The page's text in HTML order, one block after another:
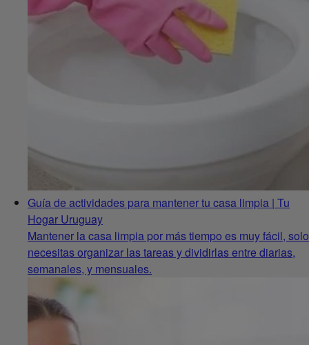
Guía de actividades para mantener tu casa limpia | Tu
Hogar Uruguay
Mantener la casa limpia por más tiempo es muy fácil, solo
necesitas organizar las tareas y dividirlas entre diarias,
semanales, y mensuales.